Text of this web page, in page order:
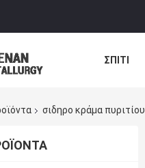
ΣΠΊΤΙ
σιδηρο κράμα πυριτίου